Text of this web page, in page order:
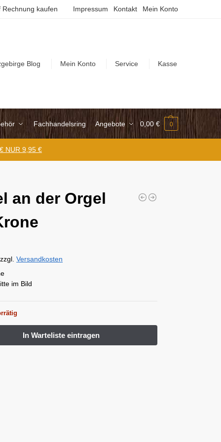
Rechnung kaufen Impressum Kontakt Mein Konto
Blog Mein Konto Service Kasse
Fachhandelsring Angebote 0,00 € 0
NUR 9,95 €
an der Orgel
zzgl.Versandkosten
im Bild